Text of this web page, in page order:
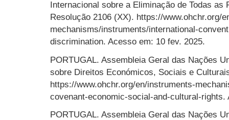
Internacional sobre a Eliminação de Todas
Resolução 2106 (XX). https://www.ohchr.org/
mechanisms/instruments/international-
discrimination. Acesso em: 10 fev. 2025.
PORTUGAL. Assembleia Geral das Nações
sobre Direitos Económicos, Sociais e
https://www.ohchr.org/en/instruments-
covenant-economic-social-and-cultural-rights.
PORTUGAL. Assembleia Geral das Nações